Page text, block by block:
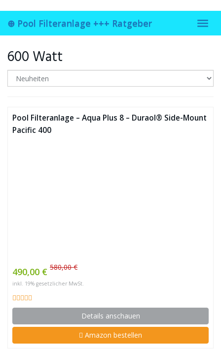
to
main
content
⊕ Pool Filteranlage +++ Ratgeber
600 Watt
Pool Filteranlage – Aqua Plus 8 – Duraol® Side-Mount
Pacific 400
490,00 € 580,00 €
inkl. 19% gesetzlicher MwSt.
Details anschauen
Amazon bestellen